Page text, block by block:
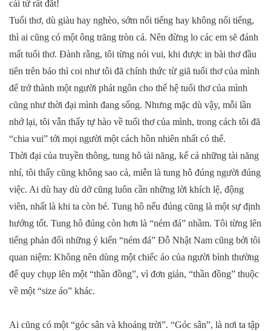
cái tứ rất đắt!
Tuổi thơ, dù giàu hay nghèo, sớm nổi tiếng hay không nổi tiếng,
thì ai cũng có một ông trăng tròn cả. Nên đừng lo các em sẽ đánh
mất tuổi thơ. Đành rằng, tôi từng nói vui, khi được in bài thơ đầu
tiên trên báo thì coi như tôi đã chính thức từ giã tuổi thơ của mình
để trở thành một người phát ngôn cho thế hệ tuổi thơ của mình
cũng như thời đại mình đang sống. Nhưng mặc dù vậy, mỗi lần
nhớ lại, tôi vẫn thấy tự hào về tuổi thơ của mình, trong cách tôi đã
“chia vui” tới mọi người một cách hồn nhiên nhất có thể.
Thời đại của truyền thông, tung hô tài năng, kể cả những tài năng
nhí, tôi thấy cũng không sao cả, miễn là tung hô đúng người đúng
việc. Ai dù hay dù dở cũng luôn cần những lời khích lệ, động
viên, nhất là khi ta còn bé. Tung hô nếu đúng cũng là một sự định
hướng tốt. Tung hô đúng còn hơn là “ném đá” nhầm. Tôi từng lên
tiếng phản đối những ý kiến “ném đá” Đỗ Nhật Nam cũng bởi tôi
quan niệm: Không nên dùng một chiếc áo của người bình thường
để quy chụp lên một “thần đồng”, vì đơn giản, “thần đồng” thuộc
về một “size áo” khác.
Ai cũng có một “góc sân và khoảng trời”. “Góc sân”, là nơi ta tập